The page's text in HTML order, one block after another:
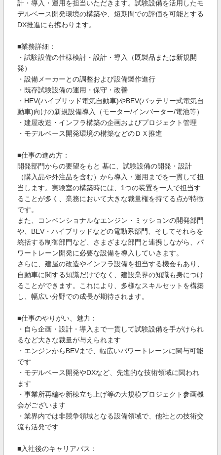
計・導入・運用を担当いただきます。試験設備を活用したモ
デルベース開発環境の構築や、短期間での評価を可能とする
DX推進にも携わります。
■業務詳細：
・試験設備の仕様検討・設計・導入（既製品または新規開
発）
・設備メーカーとの調整および設備製作進行
・既存試験設備の運用・保守・改善
・HEV(ハイブリッド電気自動車)やBEV(バッテリー式電気自
動車)向けの新規設備導入（モーター/インバーター/電池等）
・建屋改造・インフラ構築の企画およびプロジェクト管理
・モデルベース開発環境の構築などのＤＸ推進
■仕事の進め方：
開発部門からの要望をもと 基に、試験設備の開発・設計
（購入品や外注品を含む）から導入・運用までを一貫して担
当します。実験室の構築時には、1つの装置を一人で担当す
ることが多く、業務において大きな裁量権を持てる点が特徴
です。
また、コンベンショナルなエンジン・ミッションの開発部門
や、BEV・ハイブリッドなどの電動系部門、そしてそれらを
統括する制御部門など、さまざまな部門と連携しながら、パ
ワートレーン開発に必要な設備を導入していきます。
さらに、建屋の改造やインフラ設備を担当する機会もあり、
自動車に関する知識だけでなく、建設業界の知識も身につけ
ることができます。これにより、多様なスキルセットを構築
し、幅広い分野での成長が期待されます。
■仕事のやりがい、魅力：
・自ら企画・設計・導入まで一貫して試験設備を手がけられ
るなど大きな裁量が与えられます
・エンジンからBEVまで、幅広いパワートレーンに関与可能
です
・モデルベース開発やDXなど、先進的な技術領域に関われ
ます
・事業所再編や新棟立ち上げ等の大規模プロジェクト参画機
会がございます
・業界内では非競争領域となる設備領域で、他社との技術交
流も活発です
■入社後のキャリアパス：